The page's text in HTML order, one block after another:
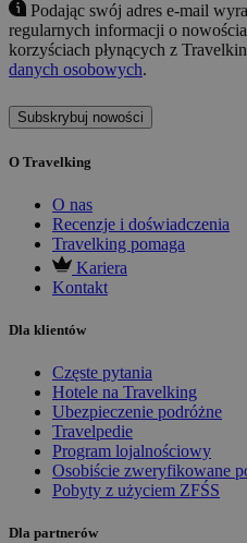
Podając swój adres e-mail
regularnych informacji o
korzyściach płynących z
danych osobowych.
Subskrybuj nowości
O Travelking
O nas
Recenzje i doświadczenia
Travelking pomaga
Kariera
Kontakt
Dla klientów
Częste pytania
Hotele na Travelking
Ubezpieczenie podróżne
Travelpedie
Program lojalnościowy
Osobiście zweryfikowane
Pobyty z użyciem ZFŚS
Dla partnerów